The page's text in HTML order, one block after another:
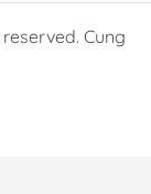
Cung